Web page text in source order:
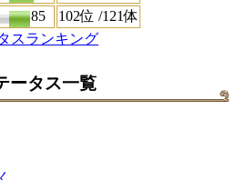
185 102位 /121体
スランキング
ータス一覧